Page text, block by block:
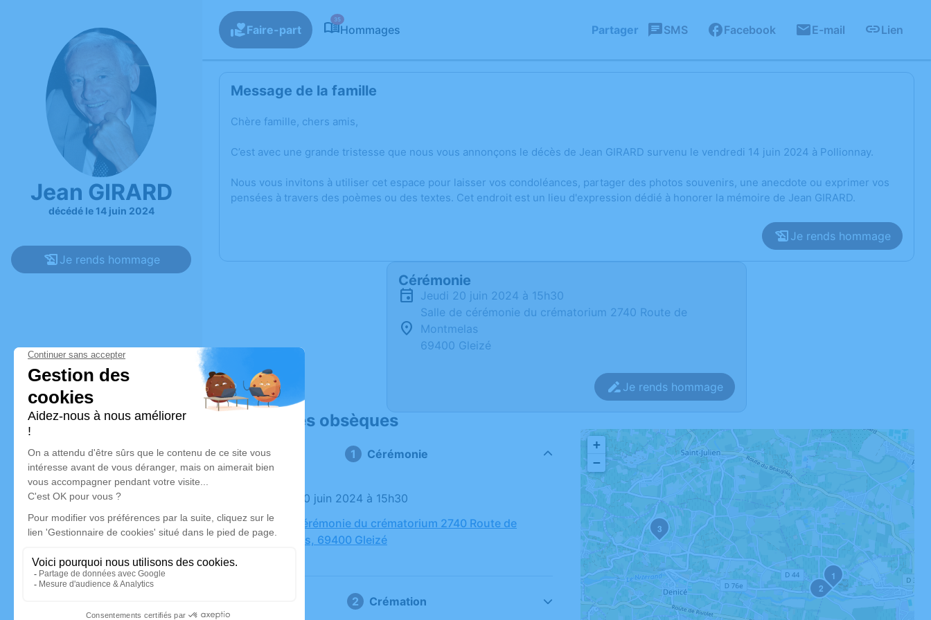
Jean GIRARD
décédé le 14 juin 2024
Je rends hommage
Faire-part
35
Hommages Partager SMS Facebook E-mail Lien
Message de la famille
Chère famille, chers amis,
C’est avec une grande tristesse que nous vous annonçons le décès de Jean GIRARD survenu le vendredi 14 juin 2024 à Pollionnay.
Nous vous invitons à utiliser cet espace pour laisser vos condoléances, partager des photos souvenirs, une anecdote ou exprimer vos
pensées à travers des poèmes ou des textes. Cet endroit est un lieu d'expression dédié à honorer la mémoire de Jean GIRARD.
Je rends hommage
Cérémonie
jeudi 20 juin 2024 à 15h30
Salle de cérémonie du crématorium 2740 Route de
Montmelas
69400 Gleizé
Je rends hommage
Déroulé des obsèques
Cérémonie
Le jeudi 20 juin 2024 à 15h30
Salle de cérémonie du crématorium 2740 Route de
Montmelas, 69400 Gleizé
Crémation
1
2
3
+
−